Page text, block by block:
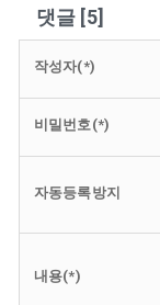
댓글 [5]
작성자(*)
비밀번호(*)
자동등록방지
내용(*)